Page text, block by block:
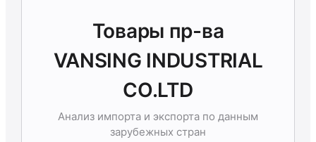
Товары пр-ва
VANSING INDUSTRIAL
CO.LTD
Анализ импорта и экспорта по данным
зарубежных стран